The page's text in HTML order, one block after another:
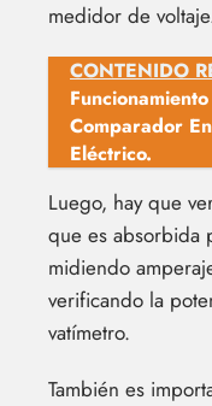
medidor de
CONTENIDO
Comparador
Eléctrico.
Luego, hay que
que es absorbida
midiendo
verificando la
vatímetro.
También es